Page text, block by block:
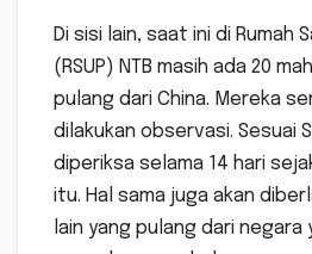
Di sisi lain, saat ini di Rumah
(RSUP) NTB masih ada 20
pulang dari China. Mereka
dilakukan observasi. Sesuai
diperiksa selama 14 hari
itu. Hal sama juga akan
lain yang pulang dari